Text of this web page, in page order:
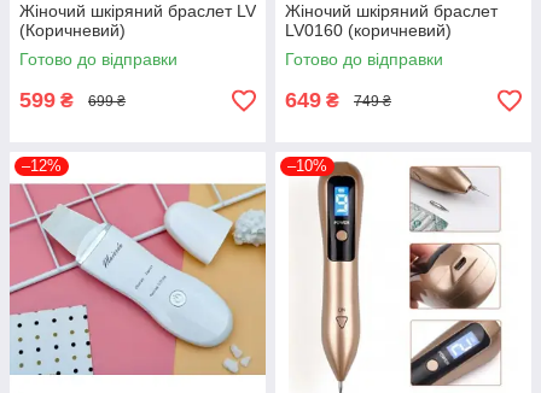
Жіночий шкіряний браслет LV
(Коричневий)
Готово до відправки
599 ₴ 699 ₴
Жіночий шкіряний браслет
LV0160 (коричневий)
Готово до відправки
649 ₴ 749 ₴
–12% –10%